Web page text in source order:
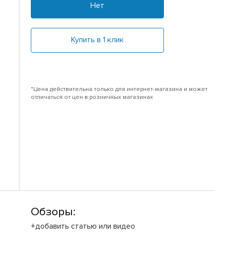
Нет
Купить в 1 клик
*Цена действительна только для интернет-магазина и может
отличаться от цен в розничных магазинах
Обзоры:
+добавить статью или видео